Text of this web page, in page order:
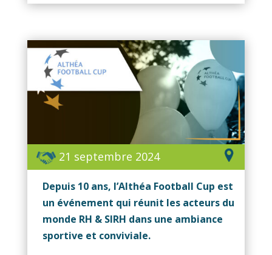
21 septembre 2024
Depuis 10 ans, l’Althéa Football Cup est
un événement qui réunit les acteurs du
monde RH & SIRH dans une ambiance
sportive et conviviale.